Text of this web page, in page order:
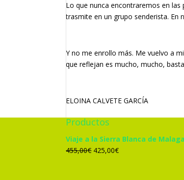
Lo que nunca encontraremos en
trasmite en un grupo senderista. En
Y no me enrollo más. Me vuelvo a
que reflejan es mucho, mucho,
ELOINA CALVETE GARCÍA
Productos
Viaje a la Sierra Blanca de
455,00€ El
425,00€El